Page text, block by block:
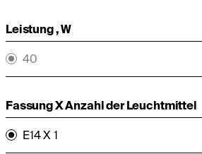
Leistung , W
40
Fassung X Anzahl der Leuchtmittel
E14 X 1